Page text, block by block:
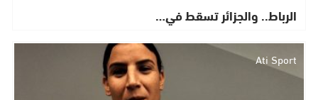
الرباط.. والجزائر تسقط في…
Ati Sport